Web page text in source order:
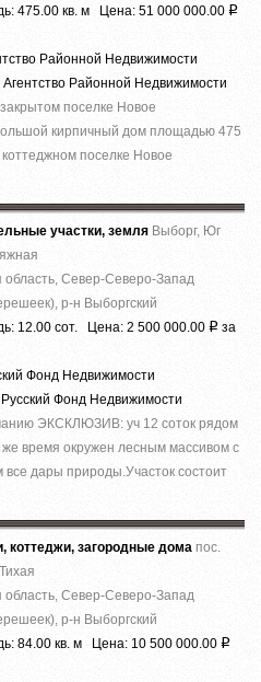
475.00 кв. м Цена: 51 000 000.00 Р
Районной Недвижимости
Районной Недвижимости
поселке Новое
кирпичный дом площадью 475
коттеджном поселке Новое
участки, земля Выборг, Юг
область, Север-Северо-Запад
р-н Выборгский
12.00 сот. Цена: 2 500 000.00 Р за
Фонд Недвижимости
Фонд Недвижимости
ЭКСКЛЮЗИВ: уч 12 соток рядом
же время окружен лесным массивом с
дары природы.Участок состоит
коттеджи, загородные дома пос.
область, Север-Северо-Запад
р-н Выборгский
84.00 кв. м Цена: 10 500 000.00 Р